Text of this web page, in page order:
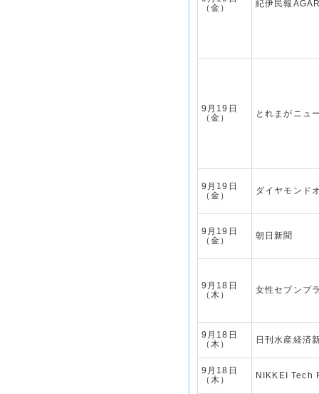
（金）
紀伊民報
9月19日
（金）
とれまがニュ
9月19日
（金）
ダイヤモンド
9月19日
（金）
朝日新聞
9月18日
（木）
女性セブンプ
9月18日
（木）
日刊水産経済
9月18日
（木）
NIKKEI Tech